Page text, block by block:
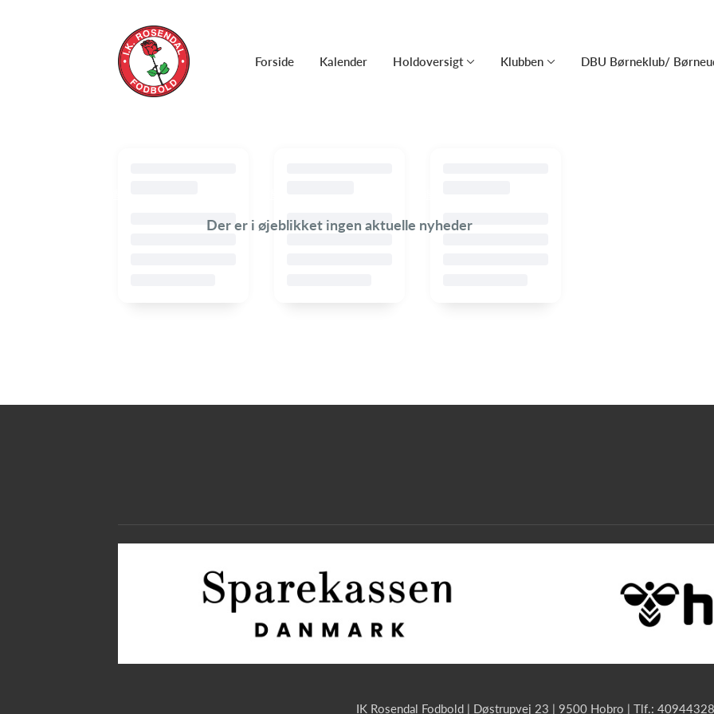
Forside Kalender Holdoversigt Klubben DBU Børneklub/
Der er i øjeblikket ingen aktuelle nyheder
IK Rosendal Fodbold | Døstrupvej 23 | 9500 Hobro | Tlf.: 40944328